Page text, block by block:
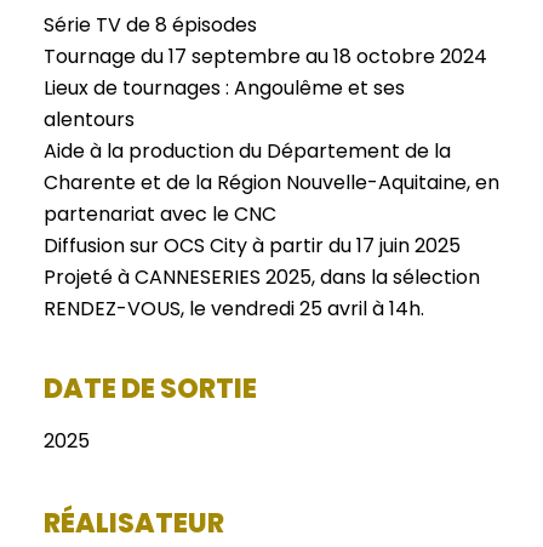
Série TV de 8 épisodes
Tournage du 17 septembre au 18 octobre 2024
Lieux de tournages : Angoulême et ses
alentours
Aide à la production du Département de la
Charente et de la Région Nouvelle-Aquitaine, en
partenariat avec le CNC
Diffusion sur OCS City à partir du 17 juin 2025
Projeté à CANNESERIES 2025, dans la sélection
RENDEZ-VOUS, le vendredi 25 avril à 14h.
DATE DE SORTIE
2025
RÉALISATEUR